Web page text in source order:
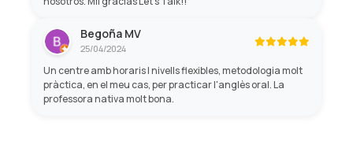
Begoña MV
25/04/2024
Un centre amb horaris I nivells flexibles, metodologia molt
pràctica, en el meu cas, per practicar l'anglès oral. La
professora nativa molt bona.